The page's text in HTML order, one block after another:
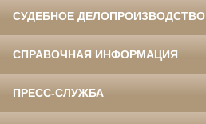
СУДЕБНОЕ ДЕЛОПРОИЗВОДСТВО
СПРАВОЧНАЯ ИНФОРМАЦИЯ
ПРЕСС-СЛУЖБА